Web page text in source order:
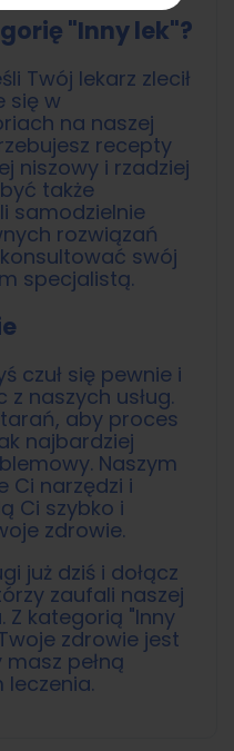
"Inny lek"?
Twój lekarz zlecił
się w
na naszej
recepty
niszowy i rzadziej
także
samodzielnie
rozwiązań
swój
specjalistą.
czuł się pewnie i
naszych usług.
aby proces
najbardziej
Naszym
Ci narzędzi i
Ci szybko i
zdrowie.
już dziś i dołącz
zaufali naszej
Z kategorią "Inny
zdrowie jest
pełną